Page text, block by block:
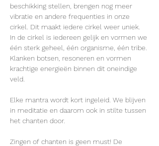
beschikking stellen, brengen nog meer
vibratie en andere frequenties in onze
cirkel. Dit maakt iedere cirkel weer uniek.
In de cirkel is iedereen gelijk en vormen we
één sterk geheel, één organisme, één tribe.
Klanken botsen, resoneren en vormen
krachtige energieën binnen dit oneindige
veld.
Elke mantra wordt kort ingeleid. We blijven
in meditatie en daarom ook in stilte tussen
het chanten door.
Zingen of chanten is geen must! De